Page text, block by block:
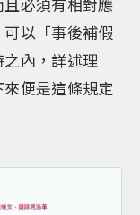
以「事後補假
內，詳述理
便是這條規定